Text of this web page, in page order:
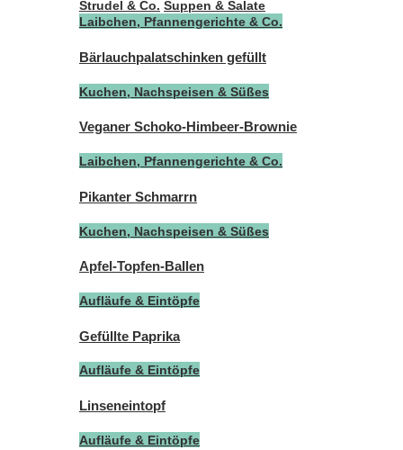
Strudel & Co. Suppen & Salate
Laibchen, Pfannengerichte & Co.
Bärlauchpalatschinken gefüllt
Kuchen, Nachspeisen & Süßes
Veganer Schoko-Himbeer-Brownie
Laibchen, Pfannengerichte & Co.
Pikanter Schmarrn
Kuchen, Nachspeisen & Süßes
Apfel-Topfen-Ballen
Aufläufe & Eintöpfe
Gefüllte Paprika
Aufläufe & Eintöpfe
Linseneintopf
Aufläufe & Eintöpfe